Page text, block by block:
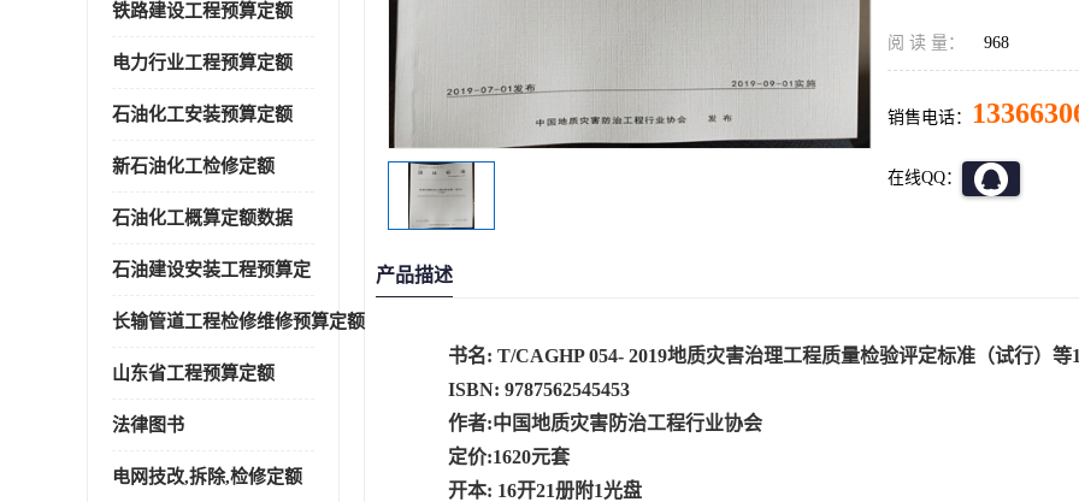
铁路建设工程预算定额
电力行业工程预算定额
石油化工安装预算定额
新石油化工检修定额
石油化工概算定额数据
石油建设安装工程预算定
长输管道工程检修维修预算定额
山东省工程预算定额
法律图书
电网技改,拆除,检修定额
阅 读 量： 968
销售电话：
在线QQ：
产品描述
书名: T/CAGHP 054- 2019地质灾害治理工程质量检验评定标准（试行）等
ISBN: 9787562545453
作者:中国地质灾害防治工程行业协会
定价:1620元套
开本: 16开21册附1光盘